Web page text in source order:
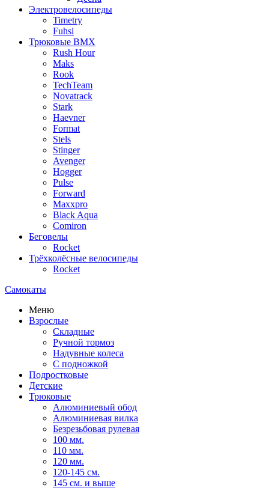
Электровелосипеды
Timetry
Fuhsi
Трюковые BMX
Rush Hour
Maks
Rook
TechTeam
Novatrack
Stark
Haevner
Format
Stels
Stinger
Avenger
Hogger
Pulse
Forward
Maxxpro
Black Aqua
Comiron
Беговелы
Rocket
Трёхколёсные велосипеды
Rocket
Самокаты
Меню
Взрослые
Складные
Ручной тормоз
Надувные колеса
С подножкой
Подростковые
Детские
Трюковые
Алюминиевый обод
Алюминиевая вилка
Безрезьбовая рулевая
100 мм.
110 мм.
120 мм.
120-145 см.
145 см. и выше